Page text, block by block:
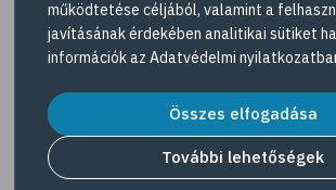
# pszichológia
# hátfájás
# fertőző betegségek
# immunrendszer
Navigáció
Dermokozmetikumok
Gyöngy Patika Magazin
működtetése céljából, valamint a
javításának érdekében analitikai sütiket
információk az Adatvédelmi
Összes elfogadása
További lehetőségek